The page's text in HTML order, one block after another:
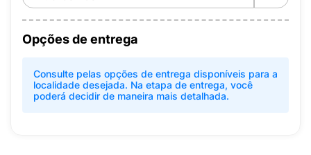
Opções de entrega
Consulte pelas opções de entrega disponíveis para a
localidade desejada. Na etapa de entrega, você
poderá decidir de maneira mais detalhada.